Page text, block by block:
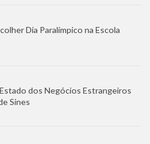
Dia Paralímpico na Escola
dos Negócios Estrangeiros
Sines